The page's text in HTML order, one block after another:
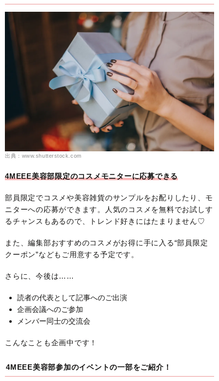
出典：www.shutterstock.com
4MEEE美容部限定のコスメモニターに応募できる
部員限定でコスメや美容雑貨のサンプルをお配りしたり、モ
ニターへの応募ができます。人気のコスメを無料でお試しす
るチャンスもあるので、トレンド好きにはたまりません♡
また、編集部おすすめのコスメがお得に手に入る“部員限定
クーポン”などもご用意する予定です。
さらに、今後は……
読者の代表として記事へのご出演
企画会議へのご参加
メンバー同士の交流会
こんなことも企画中です！
4MEEE美容部参加のイベントの一部をご紹介！